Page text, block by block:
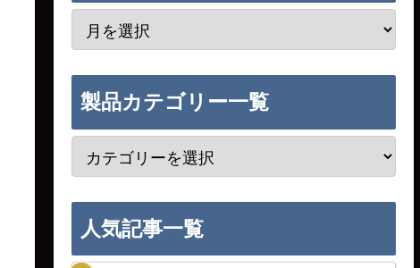
製品カテゴリー一覧
人気記事一覧